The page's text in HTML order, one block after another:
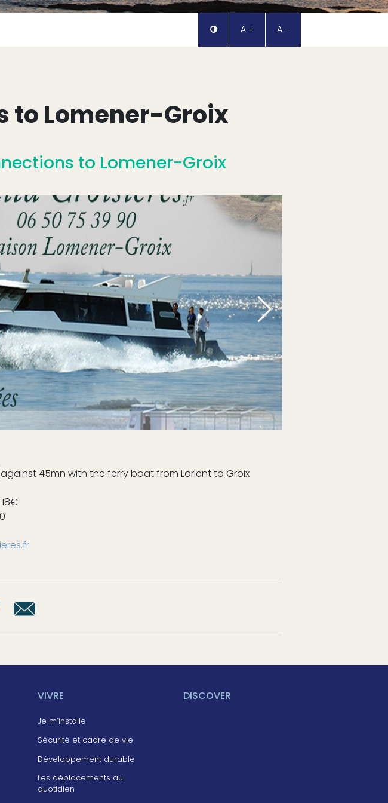
A + A -
to Lomener-Groix
to Lomener-Groix
45mn with the ferry boat from Lorient to Groix
VIVRE
Je m’installe
Sécurité et cadre de vie
Développement durable
Les déplacements au
quotidien
DISCOVER